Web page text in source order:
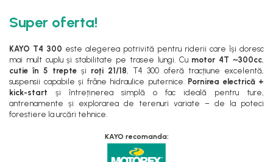
Super oferta!
KAYO T4 300 este alegerea potrivită pentru riderii care își doresc
mai mult cuplu și stabilitate pe trasee lungi. Cu motor 4T ~300cc,
cutie în 5 trepteși roți 21/18, T4 300 oferă tracțiune excelentă,
suspensii capabile și frâne hidraulice puternice. Pornirea electrică +
kick-start și întreținerea simplă o fac ideală pentru ture,
antrenamente și explorarea de terenuri variate – de la poteci
forestiere la urcări tehnice.
KAYO recomanda: